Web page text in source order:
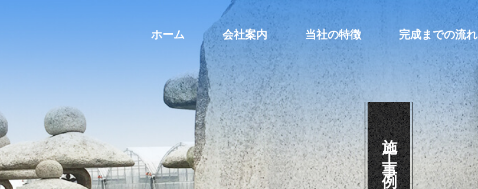
施工事例
ホーム 会社案内 当社の特徴 完成までの流れ